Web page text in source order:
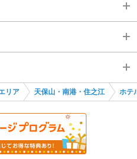
リア 天保山・南港・住之江 ホテ